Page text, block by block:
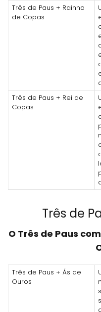
Três de Paus + Rainha
de Copas
Três de Paus + Rei de
Copas
Três de
O Três de Paus
Três de Paus + Ás de
Ouros